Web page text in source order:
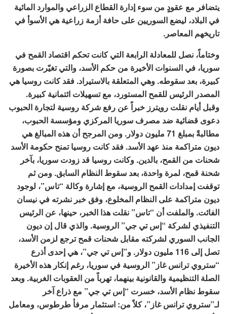
يتضافر مع عقودٍ من سوء إدارة القطاع الزراعي والموارد المائية
في البلاد، ليضع السوريين على حافة أزمة زراعية هي الأسوأ في
تاريخهم المعاصر.
وختاماً، نصل للمعادلة الرابعة التي كانت تحكم اقتصاد القمح في
سوريا، في السنوات الأخيرة من حكم الأسد، والتي تغيّرت بصورة
كبيرة، بعد سقوطه. وهي المتعلقة بالاستيراد. فقد كانت روسيا هي
المصدر الرئيس للقمح المستورد، مع تسهيلات ائتمانية كبيرة.
وقبل أيام نقلت رويترز خبراً عن رفع شركة روسية لتجارة الحبوب
دعوى قضائية ضد مصرف سوريا المركزي ومؤسسة الحبوب،
مطالبةً بمبلغ 71 مليون دولار. ومن المرجح أن هذه المبالغ هي
ديون متراكمة منذ عهد الأسد. فقد كانت روسيا تمنح حكومة الأسد
شحنات من القمح، بالدين. وكانت روسيا قد زودت سوريا، بآخر
شحنة قمح، لمرة واحدة، بعد سقوط النظام السابق. ومن ثم
توقفت إمدادات القمح الروسية، مع إشارة وكالة “تاس”، لوجود
ديون متراكمة على النظام المخلوع، وفق خبر نشرته في نيسان
الفائت. والملفت أن “تاس” نقلت هذا الخبر، حينها، عن الرئيس
التنفيذي لشركة “إس تي جي” الروسية. والذي قال إن ديون
الجانب السوري لشركته مقابل شحنات قمح ترجع لزمن الأسد،
تصل إلى 116 مليون دولار. و”إس تي جي”، هي إحدى أذرع
“ستروي ترانس غاز” الروسية في سوريا، رغم إنكار هذه الأخيرة
الصلة التنظيمية والقانونية بينهما، تهرباً من العقوبات الغربية. وبعد
سقوط نظام الأسد، خسرت “إس تي جي” مع ذراع آخر
لـ”ستروي ترانس غاز”، كلاً من: استثمار مرفأ طرطوس، ومعامل